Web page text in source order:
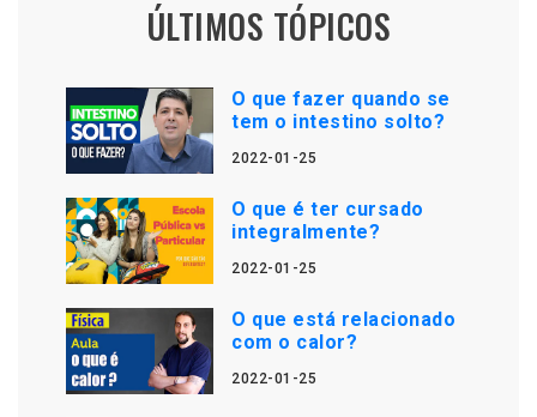
ÚLTIMOS TÓPICOS
O que fazer quando se
tem o intestino solto?
2022-01-25
O que é ter cursado
integralmente?
2022-01-25
O que está relacionado
com o calor?
2022-01-25